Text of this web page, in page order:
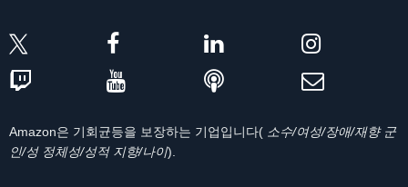
Amazon은 기회균등을 보장하는 기업입니다( 소수/여성/장애/재향 군
인/성 정체성/성적 지향/나이).